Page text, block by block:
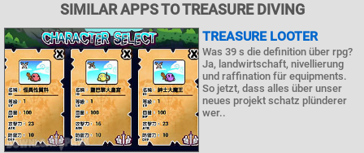
SIMILAR APPS TO TREASURE DIVING
TREASURE LOOTER
Was 39 s die definition über rpg?
Ja, landwirtschaft, nivellierung
und raffination für equipments.
So jetzt, dass alles über unser
neues projekt schatz plünderer
wer..